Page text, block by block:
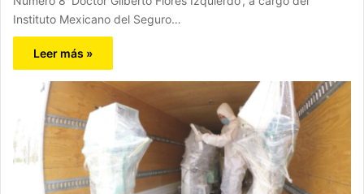
Instituto Mexicano del Seguro…
Leer más »